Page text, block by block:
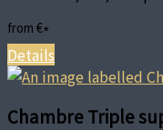
from €*
Details
Chambre Triple